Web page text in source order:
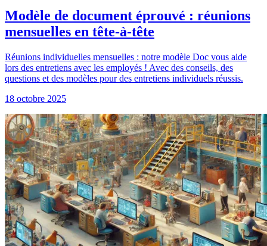
Modèle de document éprouvé : réunions
mensuelles en tête-à-tête
Réunions individuelles mensuelles : notre modèle Doc vous aide
lors des entretiens avec les employés ! Avec des conseils, des
questions et des modèles pour des entretiens individuels réussis.
18 octobre 2025